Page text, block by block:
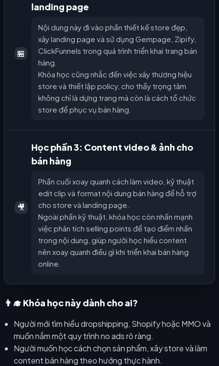
🏪
landing page
Nội dung này đi vào phần thiết kế store đẹp,
xây landing page và sử dụng Gempage, Zipify,
ClickFunnels trong quá trình triển khai trang bán
hàng.
Khóa học cũng nhắc đến việc xây thương hiệu
store và thiết lập policy, cho thấy trọng tâm
không chỉ là dựng trang mà còn là cách tổ chức
store để phục vụ bán hàng.
🎥
Học phần 3: Content video & ảnh cho
bán hàng
Phần cuối xoay quanh cách làm video, kỹ thuật
edit clip và format nội dung bán hàng để hỗ trợ
cho store và landing page.
Ngoài phần kỹ thuật, khóa học còn nhấn mạnh
việc phân tích selling points để tạo điểm nhấn
trong nội dung, giúp người học hiểu content
nên xoay quanh điều gì khi triển khai bán hàng
online.
👨‍🎓 Khóa học này dành cho ai?
Người mới tìm hiểu dropshipping, Shopify hoặc MMO và
muốn nắm một quy trình no ads rõ ràng.
Người muốn học cách chọn sản phẩm, xây store và làm
content bán hàng theo hướng thực hành.